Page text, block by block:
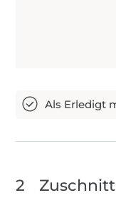
2 Zuschnitt